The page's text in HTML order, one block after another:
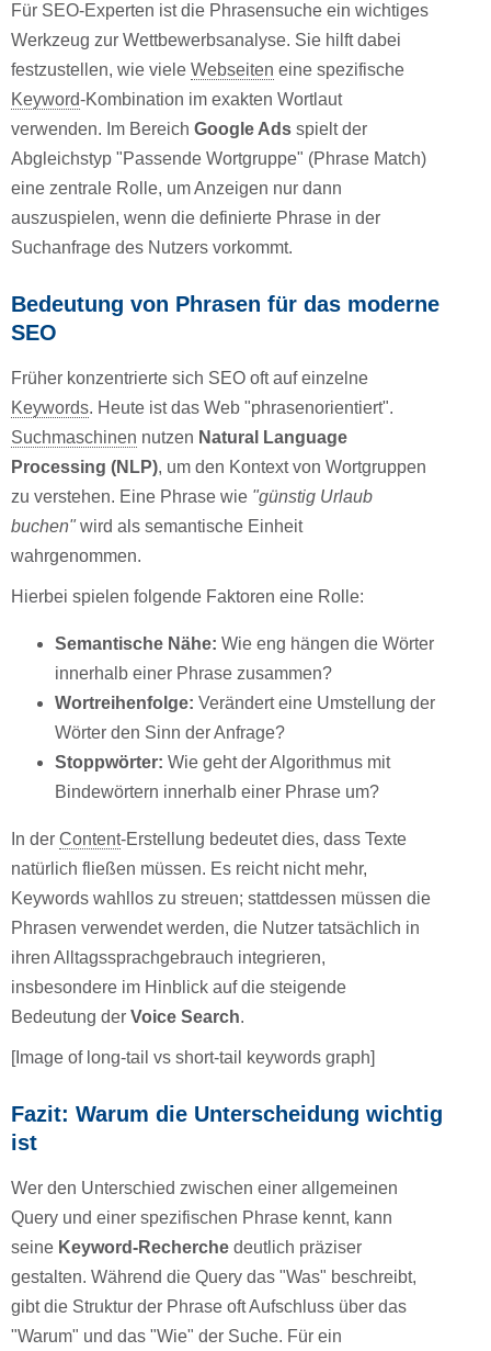
Für SEO-Experten ist die Phrasensuche ein wichtiges
Werkzeug zur Wettbewerbsanalyse. Sie hilft dabei
festzustellen, wie viele Webseiten eine spezifische
Keyword-Kombination im exakten Wortlaut
verwenden. Im Bereich Google Ads spielt der
Abgleichstyp "Passende Wortgruppe" (Phrase Match)
eine zentrale Rolle, um Anzeigen nur dann
auszuspielen, wenn die definierte Phrase in der
Suchanfrage des Nutzers vorkommt.
Bedeutung von Phrasen für das moderne
SEO
Früher konzentrierte sich SEO oft auf einzelne
Keywords. Heute ist das Web "phrasenorientiert".
Suchmaschinen nutzen Natural Language
Processing (NLP), um den Kontext von Wortgruppen
zu verstehen. Eine Phrase wie "günstig Urlaub
buchen"wird als semantische Einheit
wahrgenommen.
Hierbei spielen folgende Faktoren eine Rolle:
Semantische Nähe: Wie eng hängen die Wörter
innerhalb einer Phrase zusammen?
Wortreihenfolge: Verändert eine Umstellung der
Wörter den Sinn der Anfrage?
Stoppwörter: Wie geht der Algorithmus mit
Bindewörtern innerhalb einer Phrase um?
In der Content-Erstellung bedeutet dies, dass Texte
natürlich fließen müssen. Es reicht nicht mehr,
Keywords wahllos zu streuen; stattdessen müssen die
Phrasen verwendet werden, die Nutzer tatsächlich in
ihren Alltagssprachgebrauch integrieren,
insbesondere im Hinblick auf die steigende
Bedeutung der Voice Search.
[Image of long-tail vs short-tail keywords graph]
Fazit: Warum die Unterscheidung wichtig
ist
Wer den Unterschied zwischen einer allgemeinen
Query und einer spezifischen Phrase kennt, kann
seine Keyword-Recherche deutlich präziser
gestalten. Während die Query das "Was" beschreibt,
gibt die Struktur der Phrase oft Aufschluss über das
"Warum" und das "Wie" der Suche. Für ein